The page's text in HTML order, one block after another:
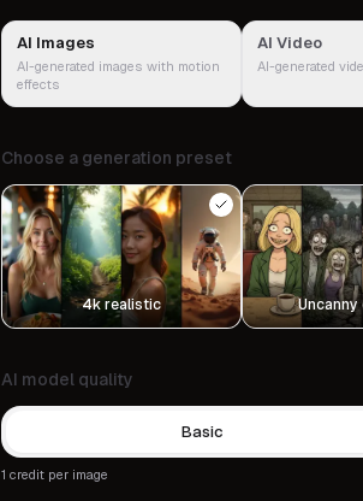
AI Images
AI-generated images with motion
effects
AI Video
AI-generated
Choose a generation preset
4k realistic
AI model quality
Basic
1 credit per image